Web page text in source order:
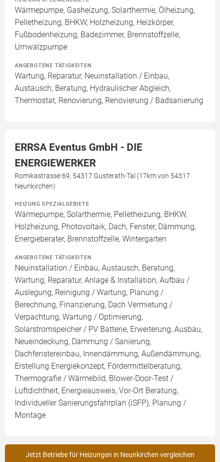
Wärmepumpe, Gasheizung, Solarthermie, Ölheizung,
Pelletheizung, BHKW, Holzheizung, Heizkörper,
Fußbodenheizung, Badezimmer, Brennstoffzelle,
Umwälzpumpe
ANGEBOTENE TÄTIGKEITEN
Wartung, Reparatur, Neuinstallation / Einbau,
Austausch, Beratung, Hydraulischer Abgleich,
Thermostat, Renovierung, Renovierung / Badsanierung
ERRSA Eventus GmbH - DIE
ENERGIEWERKER
Romikastrasse 69, 54317 Gusterath-Tal (17km von 54317
Neunkirchen)
HEIZUNG SPEZIALGEBIETE
Wärmepumpe, Solarthermie, Pelletheizung, BHKW,
Holzheizung, Photovoltaik, Dach, Fenster, Dämmung,
Energieberater, Brennstoffzelle, Wintergarten
ANGEBOTENE TÄTIGKEITEN
Neuinstallation / Einbau, Austausch, Beratung,
Wartung, Reparatur, Anlage & Installation, Aufbau /
Auslegung, Reinigung / Wartung, Planung /
Berechnung, Finanzierung, Dach Vermietung /
Verpachtung, Wartung / Optimierung,
Solarstromspeicher / PV Batterie, Erweiterung, Ausbau,
Neueindeckung, Dämmung / Sanierung,
Dachfenstereinbau, Innendämmung, Außendämmung,
Erstellung Energiekonzept, Fördermittelberatung,
Thermografie / Wärmebild, Blower-Door-Test /
Luftdichtheit, Energieausweis, Vor-Ort Beratung,
Individueller Sanierungsfahrplan (iSFP), Planung /
Montage
Jetzt Betriebe für Heizungen in Neunkirchen vergleichen